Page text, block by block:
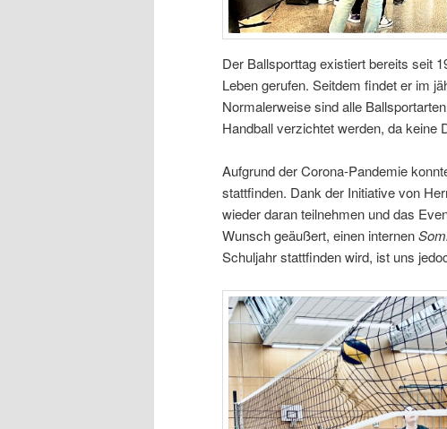
Der Ballsporttag existiert bereits seit
Leben gerufen. Seitdem findet er im
Normalerweise sind alle
Handball verzichtet werden, da keine
Aufgrund der Corona-Pandemie
stattfinden. Dank der Initiative von
wieder daran teilnehmen und das
Wunsch geäußert, einen internen
Schuljahr stattfinden wird, ist uns